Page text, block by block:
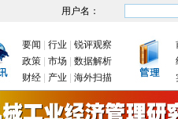
用户名：
要闻 行业
锐评观察
政策
市场
数据解析
财经
产业 海外扫描